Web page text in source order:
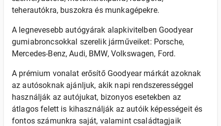
teherautókra, buszokra és munkagépekre.
A legnevesebb autógyárak alapkivitelben Goodyear
gumiabroncsokkal szerelik járműveiket: Porsche,
Mercedes-Benz, Audi, BMW, Volkswagen, Ford.
A prémium vonalat erősítő Goodyear márkát azoknak
az autósoknak ajánljuk, akik napi rendszerességgel
használják az autójukat, bizonyos esetekben az
átlagos felett is kihasználják az autóik képességeit és
fontos számunkra saját, valamint családtagjaik